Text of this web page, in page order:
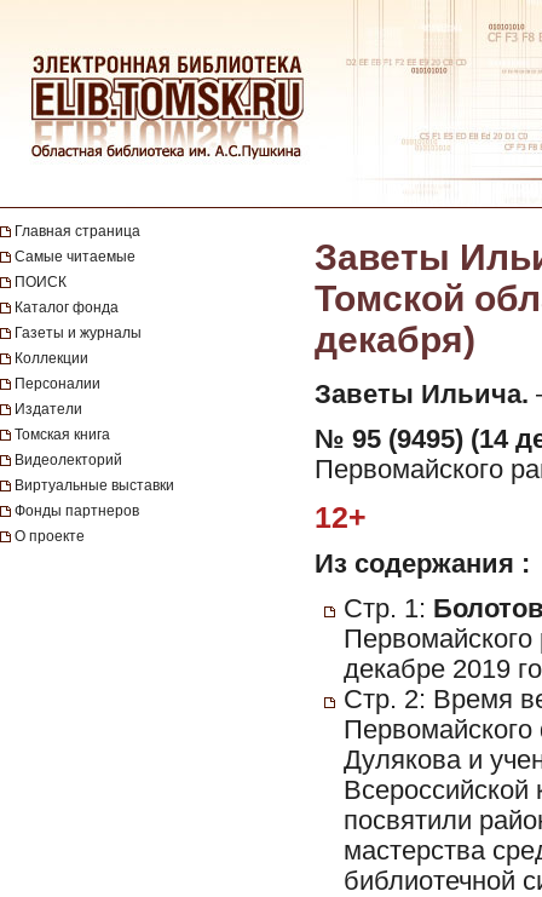
Главная страница
Самые читаемые
ПОИСК
Каталог фонда
Газеты и журналы
Коллекции
Персоналии
Издатели
Томская книга
Видеолекторий
Виртуальные выставки
Фонды партнеров
О проекте
Заветы
Томской
декабря)
Заветы Ильича.
№ 95 (9495) (14
Первомайского
12+
Из содержания :
Стр. 1:
Первомайского
декабре 2019
Стр. 2: Время
Дулякова и
посвятили
мастерства
библиотечной